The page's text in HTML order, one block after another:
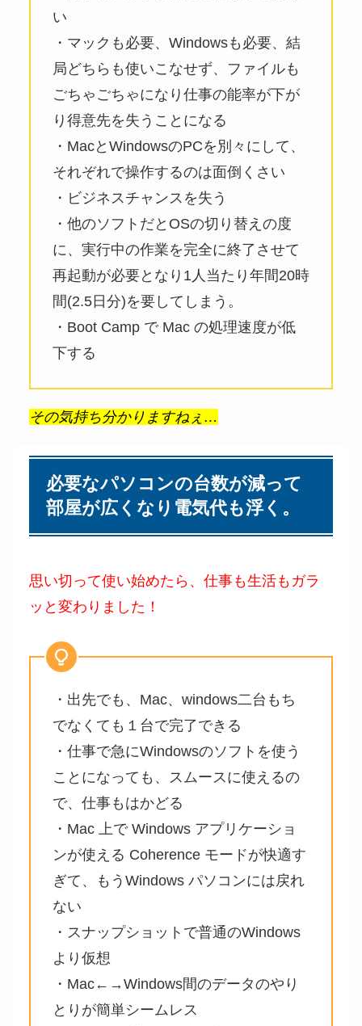
い
・マックも必要、Windowsも必要、結
局どちらも使いこなせず、ファイルも
ごちゃごちゃになり仕事の能率が下が
り得意先を失うことになる
・MacとWindowsのPCを別々にして、
それぞれで操作するのは面倒くさい
・ビジネスチャンスを失う
・他のソフトだとOSの切り替えの度
に、実行中の作業を完全に終了させて
再起動が必要となり1人当たり年間20時
間(2.5日分)を要してしまう。
・Boot Camp で Mac の処理速度が低
下する
その気持ち分かりますねぇ…
必要なパソコンの台数が減って
部屋が広くなり電気代も浮く。
思い切って使い始めたら、仕事も生活もガラ
ッと変わりました！
・出先でも、Mac、windows二台もち
でなくても１台で完了できる
・仕事で急にWindowsのソフトを使う
ことになっても、スムースに使えるの
で、仕事もはかどる
・Mac 上で Windows アプリケーショ
ンが使える Coherence モードが快適す
ぎて、もうWindows パソコンには戻れ
ない
・スナップショットで普通のWindows
より仮想
・Mac←→Windows間のデータのやり
とりが簡単シームレス